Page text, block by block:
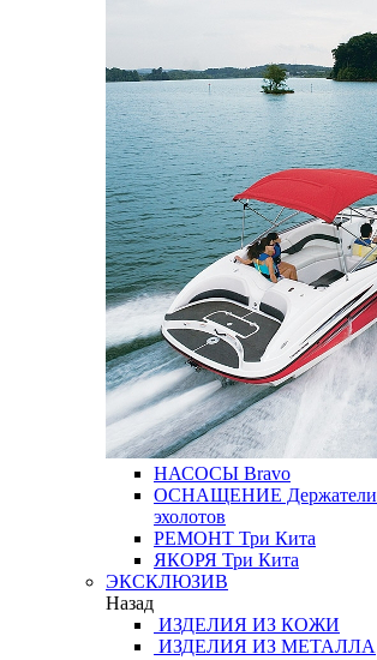
НАСОСЫ Bravo
ОСНАЩЕНИЕ Держатели
эхолотов
РЕМОНТ Три Кита
ЯКОРЯ Три Кита
ЭКСКЛЮЗИВ
Назад
ИЗДЕЛИЯ ИЗ КОЖИ
ИЗДЕЛИЯ ИЗ МЕТАЛЛА